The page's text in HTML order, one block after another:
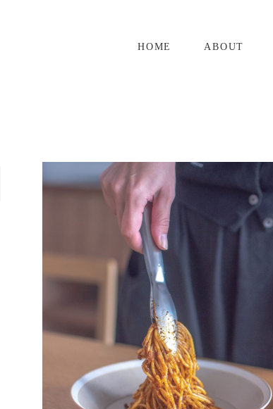
HOME ABOUT